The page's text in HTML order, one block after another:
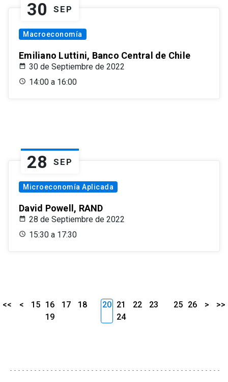
30 SEP
Macroeconomía
Emiliano Luttini, Banco Central de Chile
30 de Septiembre de 2022
14:00 a 16:00
28 SEP
Microeconomía Aplicada
David Powell, RAND
28 de Septiembre de 2022
15:30 a 17:30
<< < 15 16 17
18
19
20 21 22
23
24
25 26 > >>